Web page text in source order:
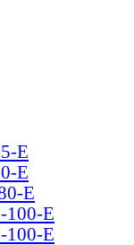
E
E
E
100-E
100-E